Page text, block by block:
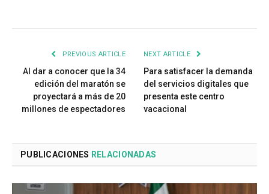
PREVIOUS ARTICLE
Al dar a conocer que la 34
edición del maratón se
proyectará a más de 20
millones de espectadores
NEXT ARTICLE
Para satisfacer la demanda
del servicios digitales que
presenta este centro
vacacional
PUBLICACIONES RELACIONADAS